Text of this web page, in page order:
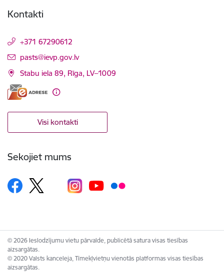
Kontakti
+371 67290612
E-pasts:
pasts@ievp.gov.lv
Stabu iela 89, Rīga, LV–1009
Visi kontakti
Sekojiet mums
© 2026 Ieslodzījumu vietu pārvalde, publicētā satura visas tiesības
aizsargātas.
© 2020 Valsts kanceleja, Tīmekļvietņu vienotās platformas visas tiesības
aizsargātas.